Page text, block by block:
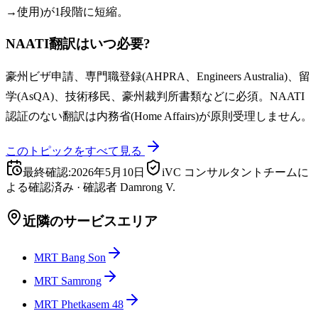
→使用)が1段階に短縮。
NAATI翻訳はいつ必要?
豪州ビザ申請、専門職登録(AHPRA、Engineers Australia)、留
学(AsQA)、技術移民、豪州裁判所書類などに必須。NAATI
認証のない翻訳は内務省(Home Affairs)が原則受理しません。
このトピックをすべて見る
最終確認:2026年5月10日
iVC コンサルタントチームに
よる確認済み · 確認者 Damrong V.
近隣のサービスエリア
MRT Bang Son
MRT Samrong
MRT Phetkasem 48